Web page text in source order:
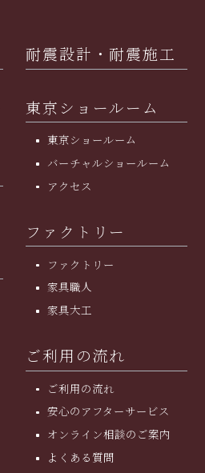
耐震設計・耐震施工
東京ショールーム
東京ショールーム
バーチャルショールーム
アクセス
ファクトリー
ファクトリー
家具職人
家具大工
ご利用の流れ
ご利用の流れ
安⼼のアフターサービス
オンライン相談のご案内
よくある質問